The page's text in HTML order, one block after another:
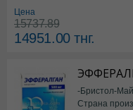
Цена
15737.89
14951.00тнг.
-Бристол-
Страна